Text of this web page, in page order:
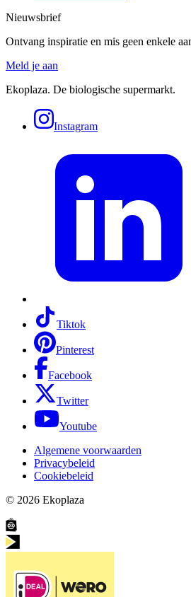
Nieuwsbrief
Ontvang inspiratie en mis geen enkele
Meld je aan
Ekoplaza. De biologische supermarkt.
Instagram
Tiktok
Pinterest
Facebook
Twitter
Youtube
Algemene voorwaarden
Privacybeleid
Cookiebeleid
© 2026 Ekoplaza